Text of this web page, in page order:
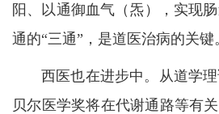
阳、以通御血气（炁），实现
通的“三通”，是道医治病的关键
西医也在进步中。从道学
贝尔医学奖将在代谢通路等有